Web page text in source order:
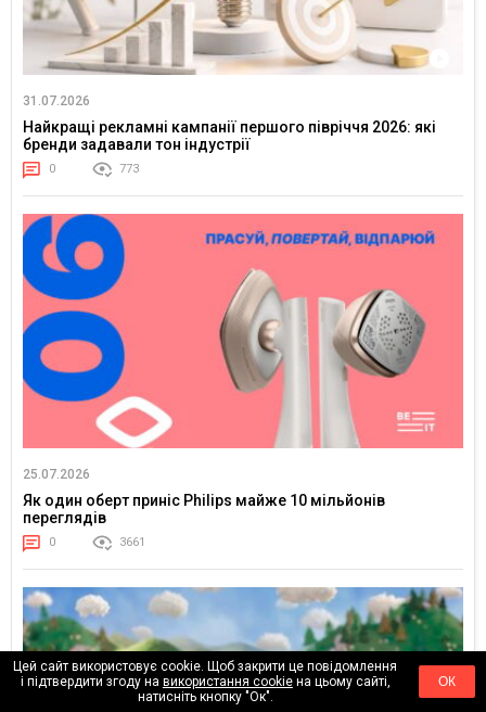
31.07.2026
Найкращі рекламні кампанії першого півріччя 2026: які
бренди задавали тон індустрії
0 773
25.07.2026
Як один оберт приніс Philips майже 10 мільйонів
переглядів
0 3661
Цей сайт використовує cookie. Щоб закрити це повідомлення
і підтвердити згоду на використання cookieна цьому сайті,
натисніть кнопку "Ок".
ОК